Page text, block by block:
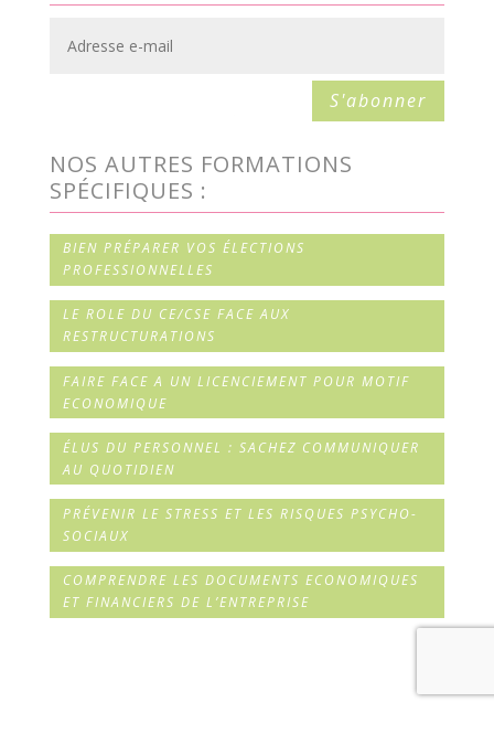
S'abonner
NOS AUTRES FORMATIONS
SPÉCIFIQUES :
BIEN PRÉPARER VOS ÉLECTIONS
PROFESSIONNELLES
LE ROLE DU CE/CSE FACE AUX
RESTRUCTURATIONS
FAIRE FACE A UN LICENCIEMENT POUR MOTIF
ECONOMIQUE
ÉLUS DU PERSONNEL : SACHEZ COMMUNIQUER
AU QUOTIDIEN
PRÉVENIR LE STRESS ET LES RISQUES PSYCHO-
SOCIAUX
COMPRENDRE LES DOCUMENTS ECONOMIQUES
ET FINANCIERS DE L’ENTREPRISE